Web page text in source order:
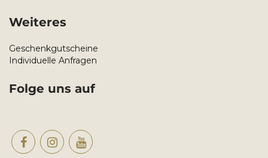
Weiteres
Geschenkgutscheine
Individuelle Anfragen
Folge uns auf